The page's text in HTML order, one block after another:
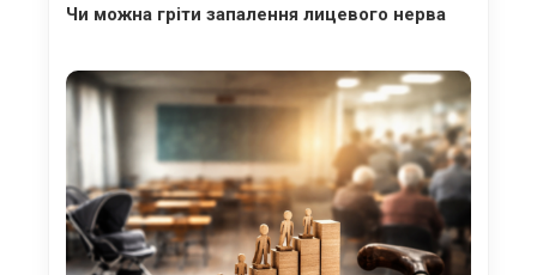
Чи можна гріти запалення лицевого нерва